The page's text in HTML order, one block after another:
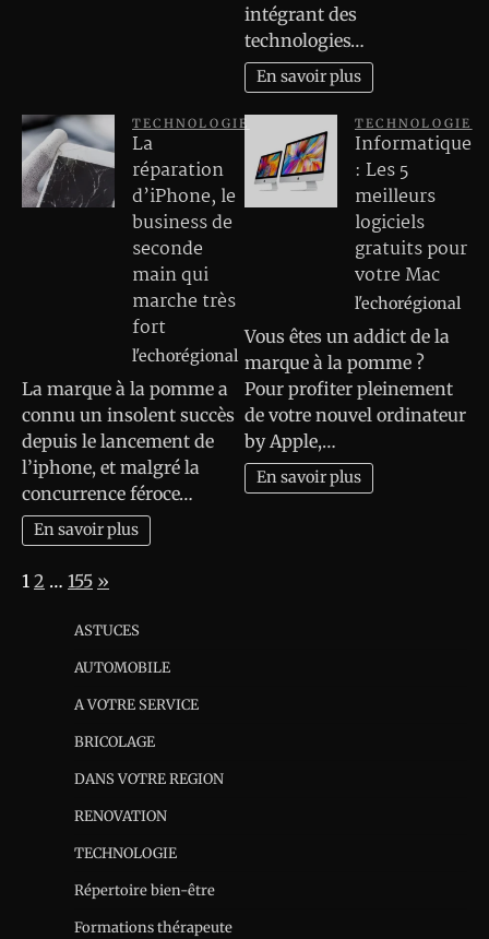
intégrant des
technologies…
En savoir plus
TECHNOLOGIE
La
réparation
d’iPhone, le
business de
seconde
main qui
marche très
fort
l'echorégional
La marque à la pomme a
connu un insolent succès
depuis le lancement de
l’iphone, et malgré la
concurrence féroce…
En savoir plus
TECHNOLOGIE
Informatique
: Les 5
meilleurs
logiciels
gratuits pour
votre Mac
l'echorégional
Vous êtes un addict de la
marque à la pomme ?
Pour profiter pleinement
de votre nouvel ordinateur
by Apple,…
En savoir plus
Page:
1 2 … 155 Next
»
ASTUCES
AUTOMOBILE
A VOTRE SERVICE
BRICOLAGE
DANS VOTRE REGION
RENOVATION
TECHNOLOGIE
Répertoire bien-être
Formations thérapeute